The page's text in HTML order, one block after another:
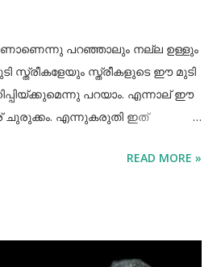
പറഞ്ഞാലും നല്ല ഉള്ളും
സ്ത്രീകളേയും സ്ത്രീകളുടെ ഈ മുടി
പറയാം. എന്നാല് ഈ
ചുരുക്കം. എന്നുകരുതി ഇത്
വളര്‍ച്ചയ്ക്ക്
മുടി ജട പിടിക്കാനും
READ MORE »